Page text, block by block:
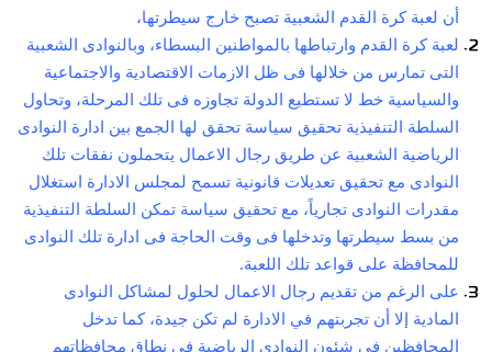
أن لعبة كرة القدم الشعبية تصبح خارج سيطرتها،
لعبة كرة القدم وارتباطها بالمواطنين البسطاء، وبالنوادى الشعبية
التى تمارس من خلالها فى ظل الازمات الاقتصادية والاجتماعية
والسياسية خط لا تستطيع الدولة تجاوزه فى تلك المرحلة، وتحاول
السلطة التنفيذية تحقيق سياسة تحقق لها الجمع بين ادارة النوادى
الرياضية الشعبية عن طريق رجال الاعمال يتحملون نفقات تلك
النوادى مع تحقيق تعديلات قانونية تسمح لمجلس الادارة استغلال
مقدرات النوادى تجارياً، مع تحقيق سياسة تمكن السلطة التنفيذية
من بسط سيطرتها وتدخلها فى وقت الحاجة فى ادارة تلك النوادى
للمحافظة على قواعد تلك اللعبة.
على الرغم من تقديم رجال الاعمال لحلول لمشاكل النوادى
المادية إلا أن تجربتهم في الادارة لم تكن جيدة، كما تدخل
المحافظين فى شئون النوادى الرياضية فى نطاق محافظاتهم